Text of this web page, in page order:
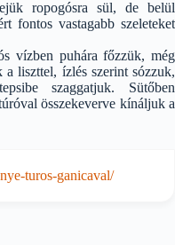
ropogósra sül, de belül
fontos vastagabb szeleteket
vízben puhára főzzük, még
liszttel, ízlés szerint sózzuk,
szaggatjuk. Sütőben
összekeverve kínáljuk a
turos-ganicaval/